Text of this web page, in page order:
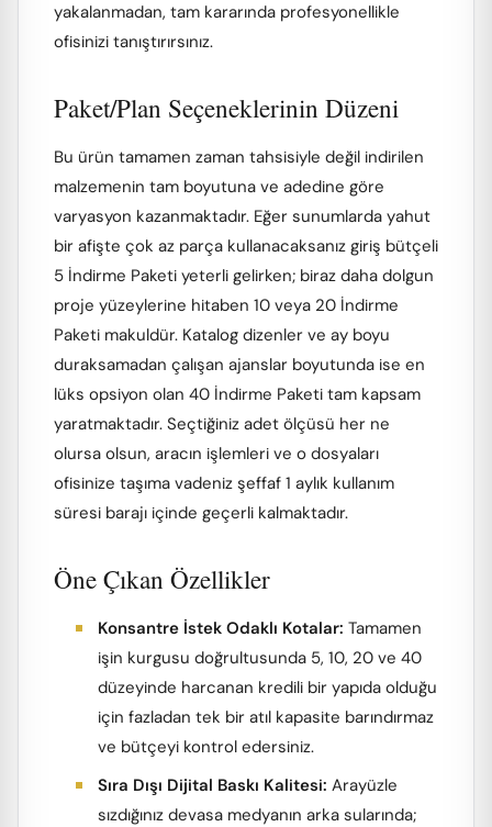
yakalanmadan, tam kararında profesyonellikle
ofisinizi tanıştırırsınız.
Paket/Plan Seçeneklerinin Düzeni
Bu ürün tamamen zaman tahsisiyle değil indirilen
malzemenin tam boyutuna ve adedine göre
varyasyon kazanmaktadır. Eğer sunumlarda yahut
bir afişte çok az parça kullanacaksanız giriş bütçeli
5 İndirme Paketi yeterli gelirken; biraz daha dolgun
proje yüzeylerine hitaben 10 veya 20 İndirme
Paketi makuldür. Katalog dizenler ve ay boyu
duraksamadan çalışan ajanslar boyutunda ise en
lüks opsiyon olan 40 İndirme Paketi tam kapsam
yaratmaktadır. Seçtiğiniz adet ölçüsü her ne
olursa olsun, aracın işlemleri ve o dosyaları
ofisinize taşıma vadeniz şeffaf 1 aylık kullanım
süresi barajı içinde geçerli kalmaktadır.
Öne Çıkan Özellikler
Konsantre İstek Odaklı Kotalar: Tamamen
işin kurgusu doğrultusunda 5, 10, 20 ve 40
düzeyinde harcanan kredili bir yapıda olduğu
için fazladan tek bir atıl kapasite barındırmaz
ve bütçeyi kontrol edersiniz.
Sıra Dışı Dijital Baskı Kalitesi: Arayüzle
sızdığınız devasa medyanın arka sularında;